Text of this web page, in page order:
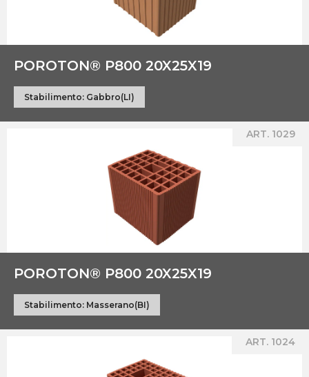
POROTON® P800 20X25X19
Stabilimento: Gabbro(LI)
ART. 1029
POROTON® P800 20X25X19
Stabilimento: Masserano(BI)
ART. 1024